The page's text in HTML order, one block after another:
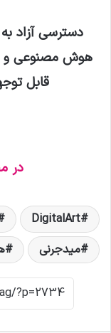
دسترسی آزاد
هوش مصنوعی و
قابل
در
DigitalArt
میدجرنی